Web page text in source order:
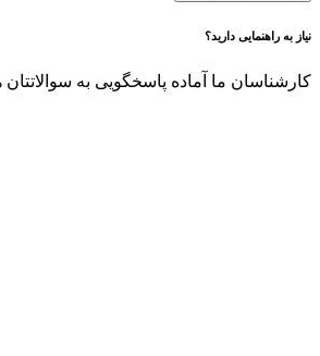
نیاز به راهنمایی دارید؟
کارشناسان ما آماده پاسخگویی به سوالاتتان